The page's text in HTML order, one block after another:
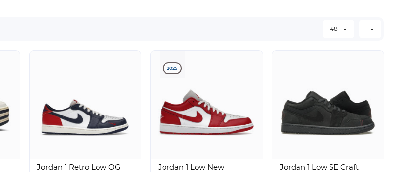
48
Jordan 1 Retro Low OG
2025
Jordan 1 Low New
Jordan 1 Low SE Craft